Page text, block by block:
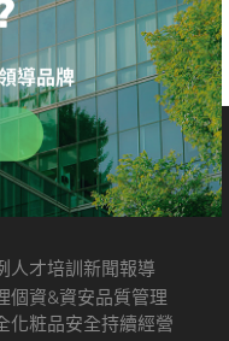
導品牌
人才培訓新聞報導
個資&資安品質管理
化粧品安全持續經營